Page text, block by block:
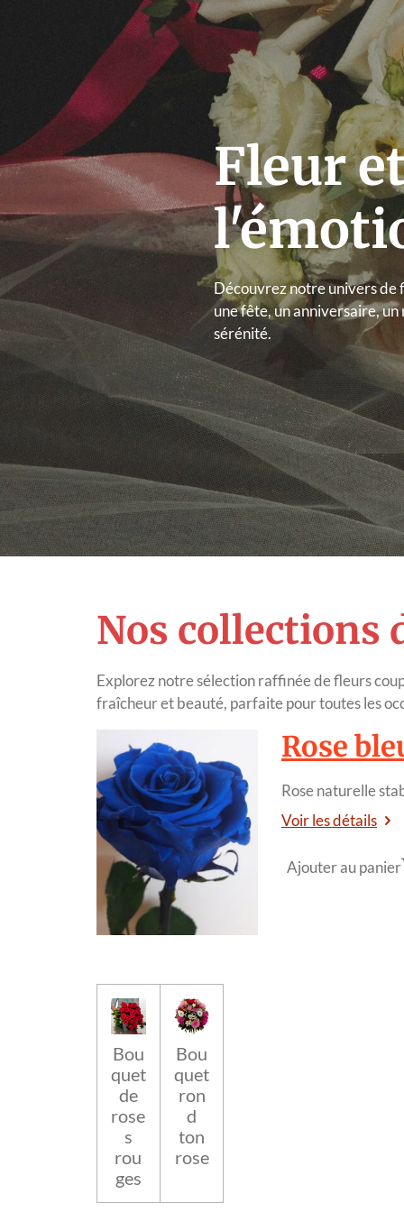
Fleur
Découvrez notre univers de
une fête, un anniversaire,
sérénité.
Nos collections
Explorez notre sélection raffinée de fleurs
fraîcheur et beauté, parfaite pour toutes les
Rose
Rose naturelle
Voir les détails
Ajouter au panier
Bou
quet
de
rose
s
rou
ges
Bou
quet
ron
d
ton
rose